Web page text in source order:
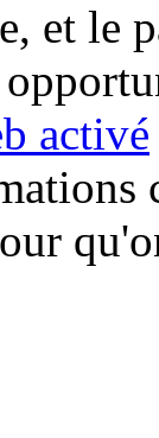
et le
activé